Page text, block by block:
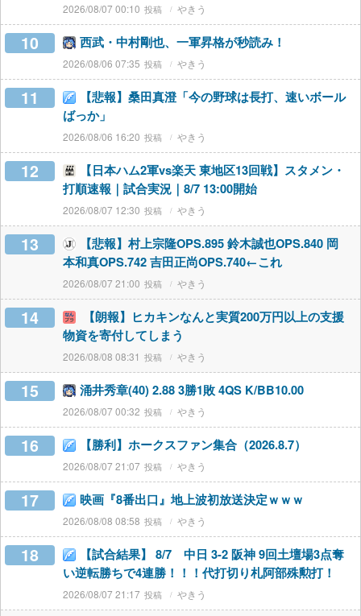
2026/08/07 00:10 やきう
10 西武・中村剛也、一軍昇格が秒読み！
2026/08/06 07:35 やきう
11
【悲報】桑田真澄「今の野球は長打、速いボール
ばっか」
2026/08/06 16:20 やきう
12
【日本ハム2軍vs楽天 東地区13回戦】スタメン・
打順速報｜試合実況｜8/7 13:00開始
2026/08/07 12:30 やきう
13
【悲報】村上宗隆OPS.895 鈴木誠也OPS.840 岡
本和真OPS.742 吉田正尚OPS.740←これ
2026/08/07 21:00 やきう
14
【朗報】ヒカキンなんと実質200万円以上の支援
物資を寄付してしまう
2026/08/08 08:31 やきう
15 涌井秀章(40) 2.88 3勝1敗 4QS K/BB10.00
2026/08/07 00:32 やきう
16 【勝利】ホークスファン集合（2026.8.7）
2026/08/07 21:07 やきう
17 映画『8番出口』地上波初放送決定ｗｗｗ
2026/08/08 08:58 やきう
18
【試合結果】 8/7 中日 3-2 阪神 9回土壇場3点奪
い逆転勝ちで4連勝！！！代打切り札阿部殊勲打！
2026/08/07 21:17 やきう